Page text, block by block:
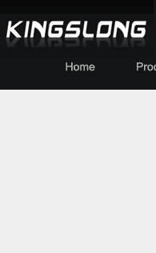
旅行trip